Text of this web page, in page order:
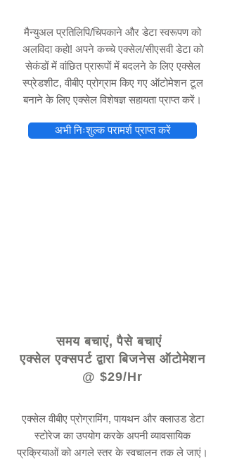
मैन्युअल प्रतिलिपि/चिपकाने और डेटा स्वरूपण को
अलविदा कहो! अपने कच्चे एक्सेल/सीएसवी डेटा को
सेकंडों में वांछित प्रारूपों में बदलने के लिए एक्सेल
स्प्रेडशीट, वीबीए प्रोग्राम किए गए ऑटोमेशन टूल
बनाने के लिए एक्सेल विशेषज्ञ सहायता प्राप्त करें।
अभी निःशुल्क परामर्श प्राप्त करें
समय बचाएं, पैसे बचाएं
एक्सेल एक्सपर्ट द्वारा बिजनेस ऑटोमेशन
@ $29/Hr
एक्सेल वीबीए प्रोग्रामिंग, पायथन और क्लाउड डेटा
स्टोरेज का उपयोग करके अपनी व्यावसायिक
प्रक्रियाओं को अगले स्तर के स्वचालन तक ले जाएं।